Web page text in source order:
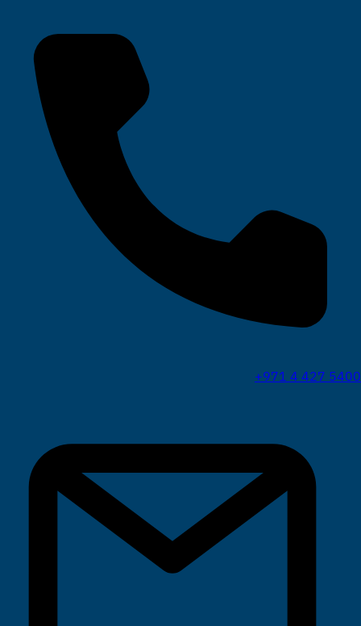
+971 4 427 5400